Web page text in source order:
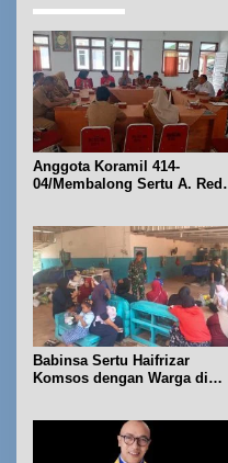
Anggota Koramil 414-
04/Membalong Sertu A. Redi
Babinsa Sertu Haifrizar
Komsos dengan Warga di